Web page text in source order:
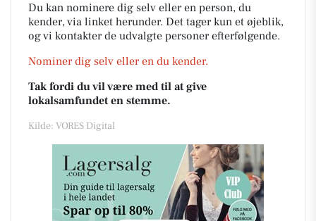
Du kan nominere dig selv eller en person, du
kender, via linket herunder. Det tager kun et øjeblik,
og vi kontakter de udvalgte personer efterfølgende.
Nominer dig selv eller en du kender.
Tak fordi du vil være med til at give
lokalsamfundet en stemme.
Kilde: VORES Digital